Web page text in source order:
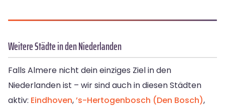
Weitere Städte in den Niederlanden
Falls Almere nicht dein einziges Ziel in den
Niederlanden ist – wir sind auch in diesen Städten
aktiv: Eindhoven,’s-Hertogenbosch (Den Bosch),